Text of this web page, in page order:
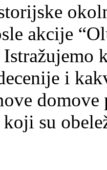
akcije
i
koji su